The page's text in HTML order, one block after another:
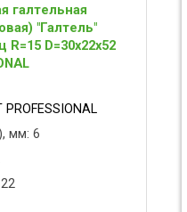
галтельная
"Галтель"
D=30x22x52
PROFESSIONAL
мм: 6